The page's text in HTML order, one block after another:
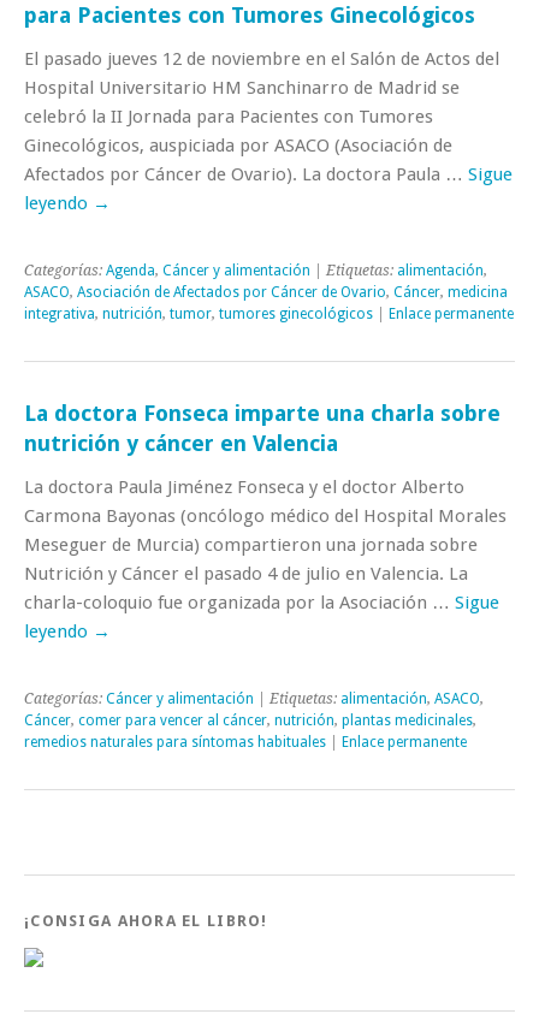
para Pacientes con Tumores Ginecológicos
El pasado jueves 12 de noviembre en el Salón de Actos del
Hospital Universitario HM Sanchinarro de Madrid se
celebró la II Jornada para Pacientes con Tumores
Ginecológicos, auspiciada por ASACO (Asociación de
Afectados por Cáncer de Ovario). La doctora Paula … Sigue
leyendo →
Categorías: Agenda, Cáncer y alimentación | Etiquetas: alimentación,
ASACO, Asociación de Afectados por Cáncer de Ovario, Cáncer, medicina
integrativa, nutrición, tumor, tumores ginecológicos Enlace permanente
La doctora Fonseca imparte una charla sobre
nutrición y cáncer en Valencia
La doctora Paula Jiménez Fonseca y el doctor Alberto
Carmona Bayonas (oncólogo médico del Hospital Morales
Meseguer de Murcia) compartieron una jornada sobre
Nutrición y Cáncer el pasado 4 de julio en Valencia. La
charla-coloquio fue organizada por la Asociación … Sigue
leyendo →
Categorías: Cáncer y alimentación | Etiquetas: alimentación, ASACO,
Cáncer, comer para vencer al cáncer, nutrición, plantas medicinales,
remedios naturales para síntomas habituales
Enlace permanente
¡CONSIGA AHORA EL LIBRO!